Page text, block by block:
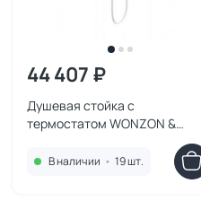
44 407 ₽
Душевая стойка с
термостатом WONZON &
WOGHAND WW-B3057-A-MW
БелыйВ наличии • 19 шт.